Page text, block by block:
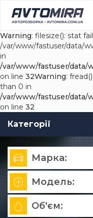
Warning: filesize(): stat
/var/www/fastuser/data/
in
/var/www/fastuser/data/
on line 32Warning:
than 0 in
/var/www/fastuser/data/
on line 32
Категорії
Марка:
Модель:
Об'єм: